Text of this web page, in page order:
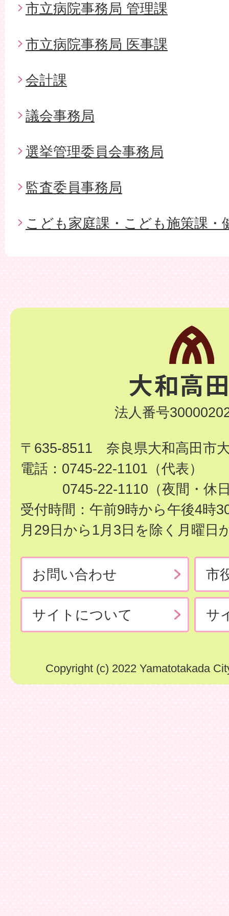
市立病院事務局 管理課
市立病院事務局 医事課
会計課
議会事務局
選挙管理委員会事務局
監査委員事務局
こども家庭課・こども施策課・
法人番号
〒635-8511 奈良県大和高田市
電話：0745-22-1101（代表）
0745-22-1110（夜間・休
受付時間：午前9時から午後4時
月29日から1月3日を除く月曜日
お問い合わせ 市
サイトについて サ
Copyright (c) 2022 Yamatotakada